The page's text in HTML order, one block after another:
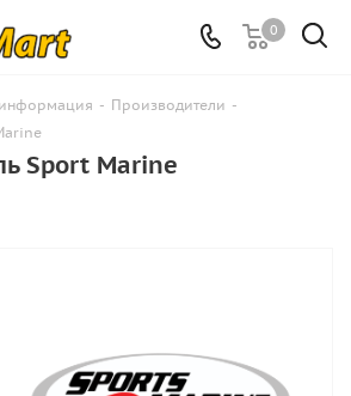
0
- Производители -
Sport Marine